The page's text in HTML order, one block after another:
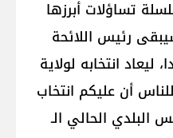
تساؤلات أبرزها
رئيس اللائحة
انتخابه لولاية
أن عليكم انتخاب
الحالي الـ